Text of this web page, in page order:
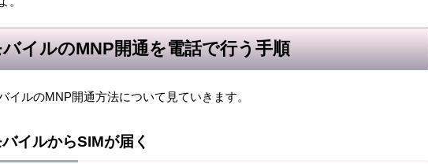
イルのMNP開通を電話で行う手順
イルのMNP開通方法について見ていきます。
イルからSIMが届く